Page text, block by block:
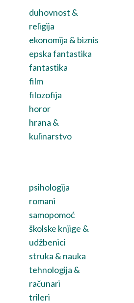
duhovnost &
religija
ekonomija & biznis
epska fantastika
fantastika
film
filozofija
horor
hrana &
kulinarstvo
psihologija
romani
samopomoć
školske knjige &
udžbenici
struka & nauka
tehnologija &
računari
trileri